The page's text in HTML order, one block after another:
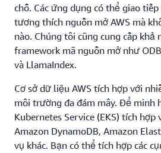
chỗ. Các ứng dụng có thể giao
tương thích nguồn mở AWS mà
nào. Chúng tôi cũng cung cấp khả
framework mã nguồn mở như
và LlamaIndex.
Cơ sở dữ liệu AWS tích hợp với
môi trường đa đám mây. Để minh
Kubernetes Service (EKS) tích hợp
Amazon DynamoDB, Amazon
vụ khác. Bạn có thể tích hợp các